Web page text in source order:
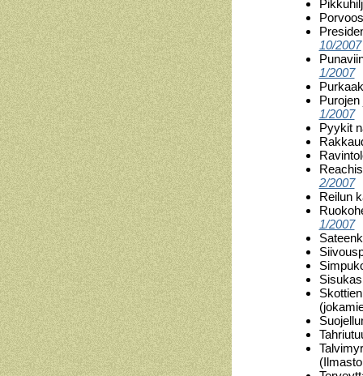
10/2007
1/2007
1/2007
Pyykit
2/2007
Reilun
1/2007